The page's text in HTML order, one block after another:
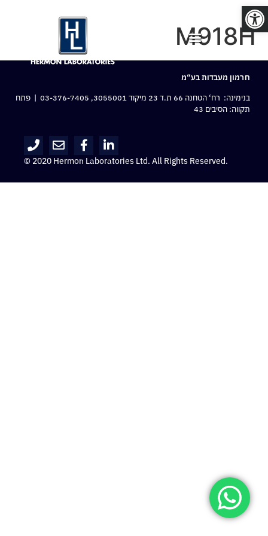
פתח סרגל נגישות
M918H
חרמון מעבדות בע“מ
בנימינה: רח‘ הטחנה 66 ת.ד 23 מיקוד 3055001,
03-376-7405 | פתח
תקווה: הסיבים 43
© 2020 Hermon Laboratories Ltd. All Rights Reserved.